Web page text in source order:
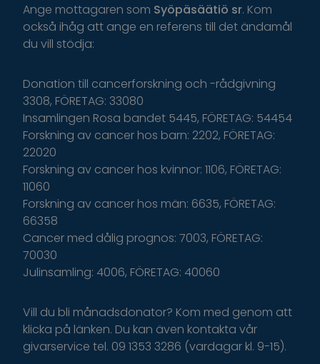
Ange mottagaren som Syöpäsäätiö sr. Kom
också ihåg att ange en referens till det ändamål
du vill stödja:
Donation till cancerforskning och -rådgivning
3308, FÖRETAG: 33080
Insamlingen Rosa bandet 5445, FÖRETAG: 54454
Forskning av cancer hos barn: 2202, FÖRETAG:
22020
Forskning av cancer hos kvinnor: 1106, FÖRETAG:
11060
Forskning av cancer hos män: 6635, FÖRETAG:
66358
Cancer med dålig prognos: 7003, FÖRETAG:
70030
Julinsamling: 4006, FÖRETAG: 40060
Vill du bli månadsdonator? Kom med genom att
klicka på länken. Du kan även kontakta vår
givarservice tel. 09 1353 3286 (vardagar kl. 9-15).